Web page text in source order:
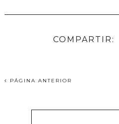
COMPARTIR:
PÁGINA ANTERIOR